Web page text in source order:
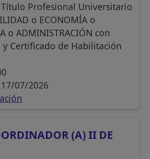
Título Profesional Universitario
o ECONOMÍA o
o ADMINISTRACIÓN con
y Certificado de Habilitación
17/07/2026
(A) II DE